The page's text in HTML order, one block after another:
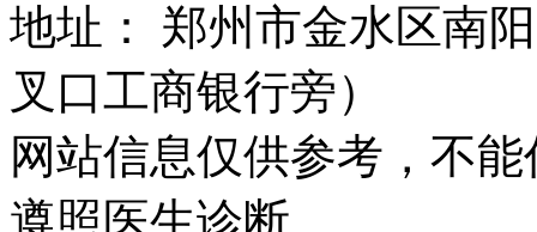
地址： 郑州市金水区南
叉口工商银行旁）
网站信息仅供参考，不
遵照医生诊断